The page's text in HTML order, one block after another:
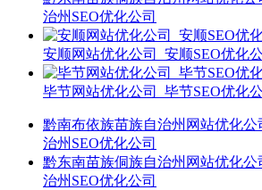
治州SEO优化公司
安顺网站优化公司_安顺SEO优化
毕节网站优化公司_毕节SEO优化
黔南布依族苗族自治州网站优化公
治州SEO优化公司
黔东南苗族侗族自治州网站优化公
治州SEO优化公司